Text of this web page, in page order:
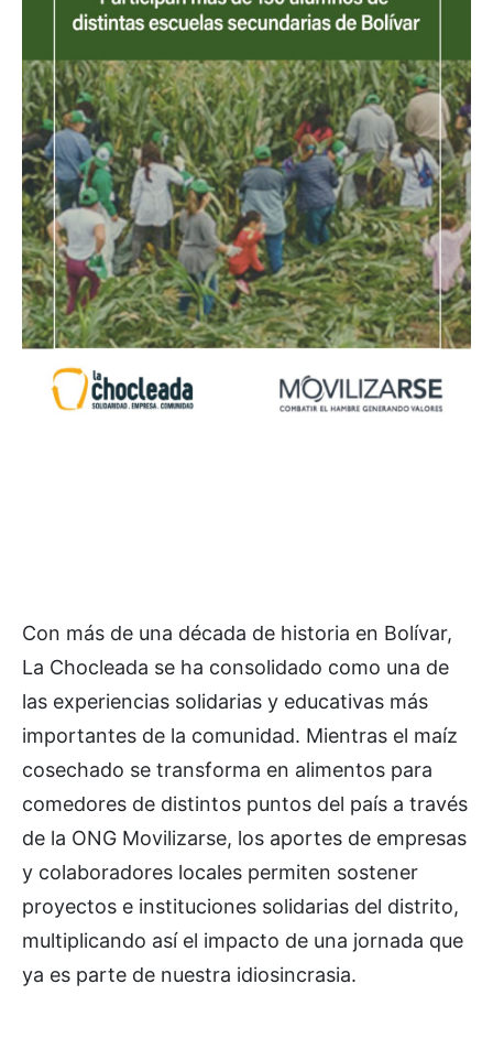
Con más de una década de historia en Bolívar,
La Chocleada se ha consolidado como una de
las experiencias solidarias y educativas más
importantes de la comunidad. Mientras el maíz
cosechado se transforma en alimentos para
comedores de distintos puntos del país a través
de la ONG Movilizarse, los aportes de empresas
y colaboradores locales permiten sostener
proyectos e instituciones solidarias del distrito,
multiplicando así el impacto de una jornada que
ya es parte de nuestra idiosincrasia.